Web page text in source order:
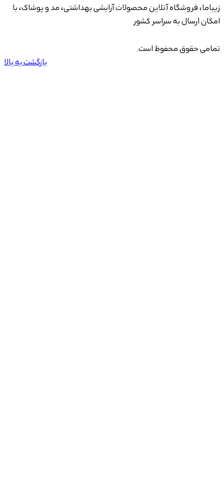
زیباما، فروشگاه آنلاین محصولات آرایشی بهداشتی، مد و پوشاک، با
امکان ارسال به سراسر کشور
تمامی حقوق محفوظ است.
بازگشت به بالا